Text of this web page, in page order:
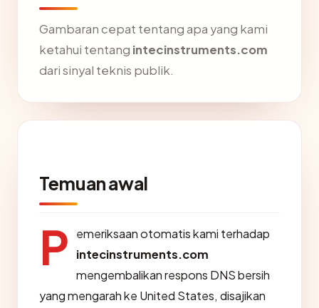
Gambaran cepat tentang apa yang kami
ketahui tentang intecinstruments.com
dari sinyal teknis publik.
Temuan awal
P
emeriksaan otomatis kami terhadap
intecinstruments.com
mengembalikan respons DNS bersih
yang mengarah ke United States, disajikan